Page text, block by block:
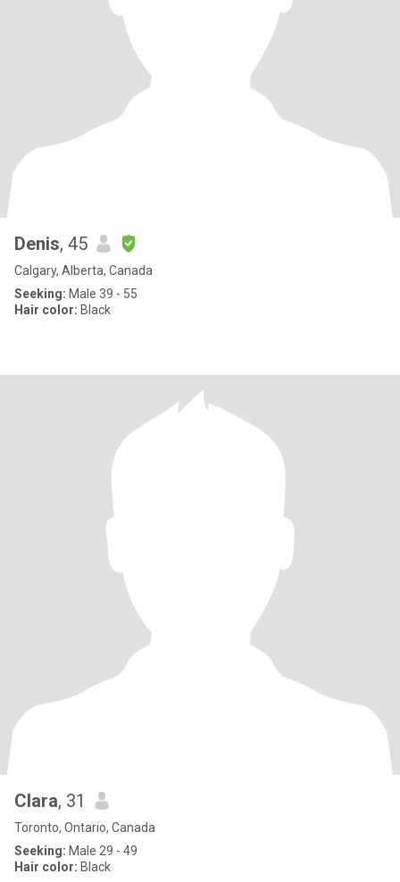
Denis, 45
Calgary, Alberta, Canada
Seeking: Male 39 - 55
Hair color: Black
Clara, 31
Toronto, Ontario, Canada
Seeking: Male 29 - 49
Hair color: Black